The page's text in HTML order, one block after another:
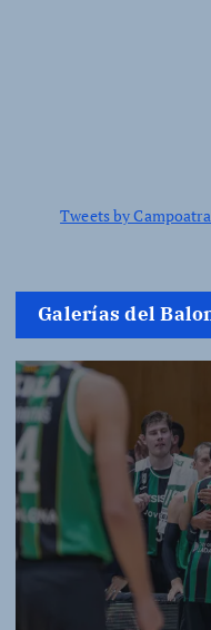
Tweets by
Galerías del